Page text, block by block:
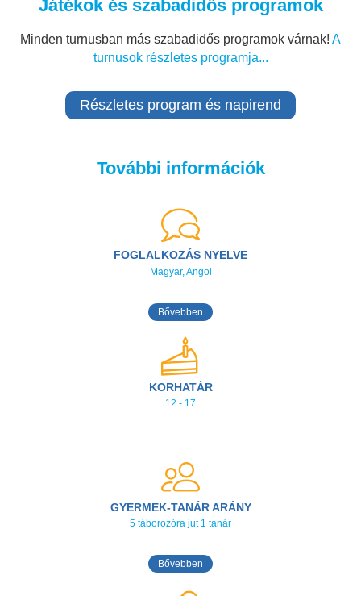
Játékok és szabadidős programok
Minden turnusban más szabadidős programok várnak! A
turnusok részletes programja...
Részletes program és napirend
További információk
FOGLALKOZÁS NYELVE
Magyar, Angol
Bővebben
KORHATÁR
12 - 17
GYERMEK-TANÁR ARÁNY
5 táborozóra jut 1 tanár
Bővebben